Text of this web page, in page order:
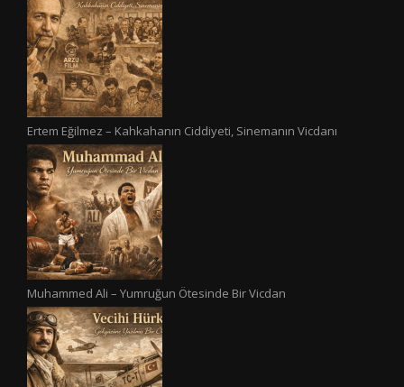
Ertem Eğilmez – Kahkahanın Ciddiyeti, Sinemanın Vicdanı
Muhammed Ali – Yumruğun Ötesinde Bir Vicdan